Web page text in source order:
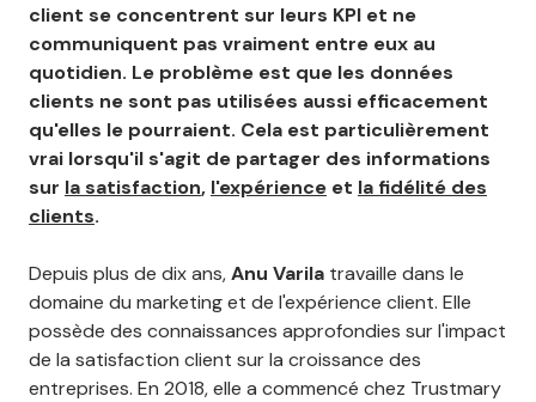
client se concentrent sur leurs KPI et ne
communiquent pas vraiment entre eux au
quotidien. Le problème est que les données
clients ne sont pas utilisées aussi efficacement
qu'elles le pourraient. Cela est particulièrement
vrai lorsqu'il s'agit de partager des informations
sur la satisfaction, l'expérience et la fidélité des
clients.
Depuis plus de dix ans,Anu Varila travaille dans le
domaine du marketing et de l'expérience client. Elle
possède des connaissances approfondies sur l'impact
de la satisfaction client sur la croissance des
entreprises. En 2018, elle a commencé chez Trustmary